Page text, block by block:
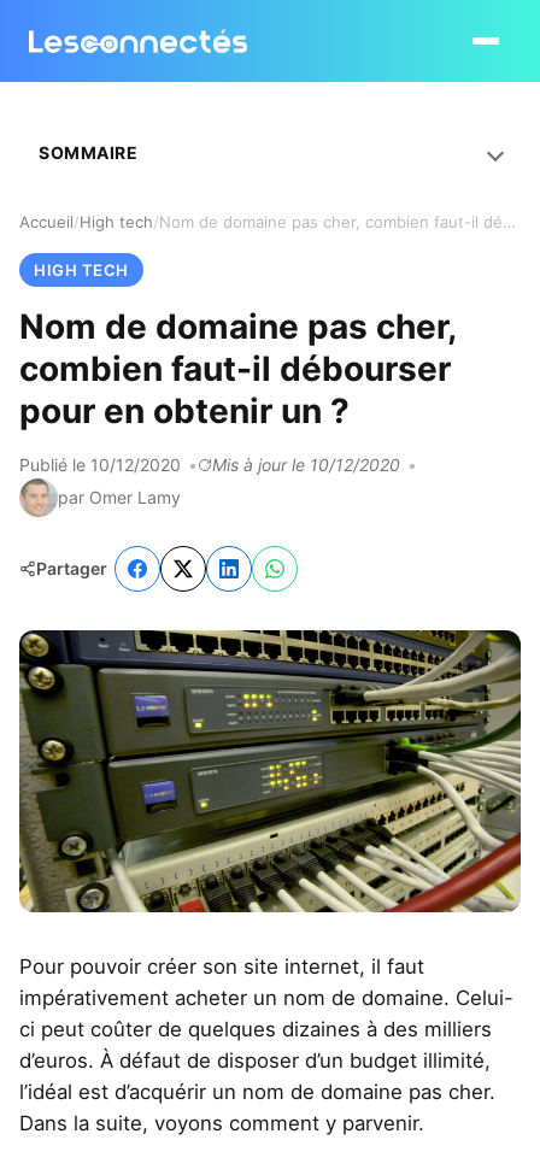
Ouvrir le
Accueil High tech Nom de domaine pas cher, combien faut-il débourser pour en obtenir un ?
HIGH TECH
Nom de domaine pas cher,
combien faut-il débourser
pour en obtenir un ?
Publié le 10/12/2020
Mis à jour le 10/12/2020
par Omer Lamy
Partager
Pour pouvoir créer son site internet, il faut
impérativement acheter un nom de domaine. Celui-
ci peut coûter de quelques dizaines à des milliers
d’euros. À défaut de disposer d’un budget illimité,
l’idéal est d’acquérir un nom de domaine pas cher.
Dans la suite, voyons comment y parvenir.
SOMMAIRE